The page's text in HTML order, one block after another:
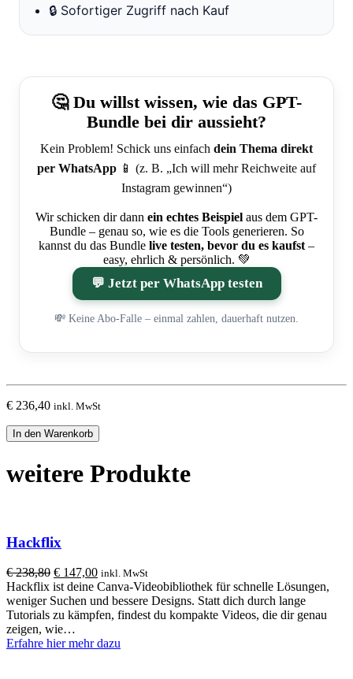
🔒 Sofortiger Zugriff nach Kauf
🤔 Du willst wissen, wie das GPT-
Bundle bei dir aussieht?
Kein Problem! Schick uns einfach dein Thema direkt
per WhatsApp 📱 (z. B. „Ich will mehr Reichweite auf
Instagram gewinnen“)
Wir schicken dir dann ein echtes Beispiel aus dem GPT-
Bundle – genau so, wie es die Tools generieren. So
kannst du das Bundle live testen, bevor du es kaufst –
easy, ehrlich & persönlich. 💚
💬 Jetzt per WhatsApp testen
💸 Keine Abo-Falle – einmal zahlen, dauerhaft nutzen.
€ 236,40 inkl. MwSt
🧠
Das
GPT-
Marketing
Menge
In den Warenkorb
weitere Produkte
Hackflix
€238,80 Ursprünglicher
Preis
war:
€ 238,80
€ 147,00Aktueller
Preis
ist:
€ 147,00.
inkl. MwSt
Hackflix ist deine Canva-Videobibliothek für schnelle Lösungen,
weniger Suchen und bessere Designs. Statt dich durch lange
Tutorials zu kämpfen, findest du kompakte Videos, die dir genau
zeigen, wie…
Erfahre hier mehr dazu